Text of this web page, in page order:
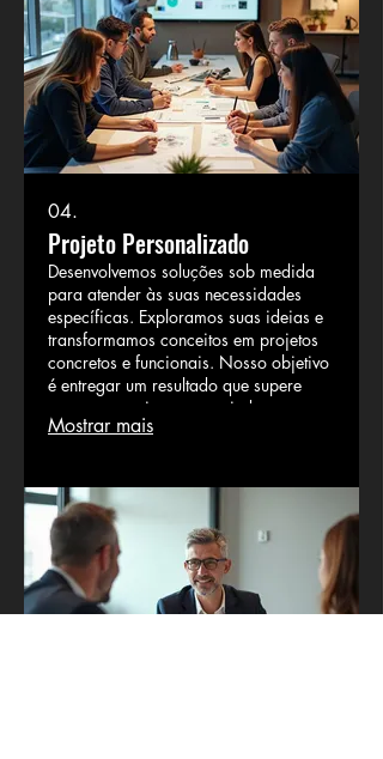
04.
Projeto Personalizado
Desenvolvemos soluções sob medida
para atender às suas necessidades
específicas. Exploramos suas ideias e
transformamos conceitos em projetos
concretos e funcionais. Nosso objetivo
é entregar um resultado que supere
suas expectativas, garantindo
adaptação e exclusividade. Conte
Mostrar mais